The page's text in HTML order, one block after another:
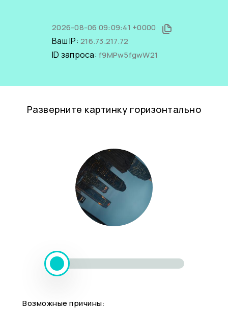
2026-08-06 09:09:41 +0000
Ваш IP: 216.73.217.72
ID запроса: f9MPw5fgwW21
Разверните картинку горизонтально
Возможные причины: